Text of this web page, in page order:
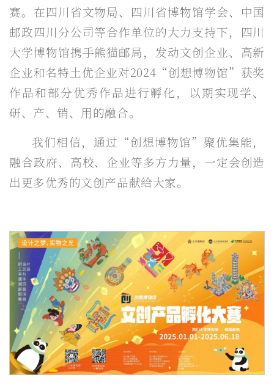
赛。在四川省文物局、四川省博物馆学会、中国
邮政四川分公司等合作单位的大力支持下，四川
大学博物馆携手熊猫邮局，发动文创企业、高新
企业和名特土优企业对2024“创想博物馆”获奖
作品和部分优秀作品进行孵化，以期实现学、
研、产、销、用的融合。
我们相信，通过“创想博物馆”聚优集能，
融合政府、高校、企业等多方力量，一定会创造
出更多优秀的文创产品献给大家。